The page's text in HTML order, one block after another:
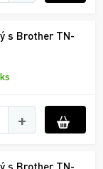
s Brother TN-
+
s Brother TN-